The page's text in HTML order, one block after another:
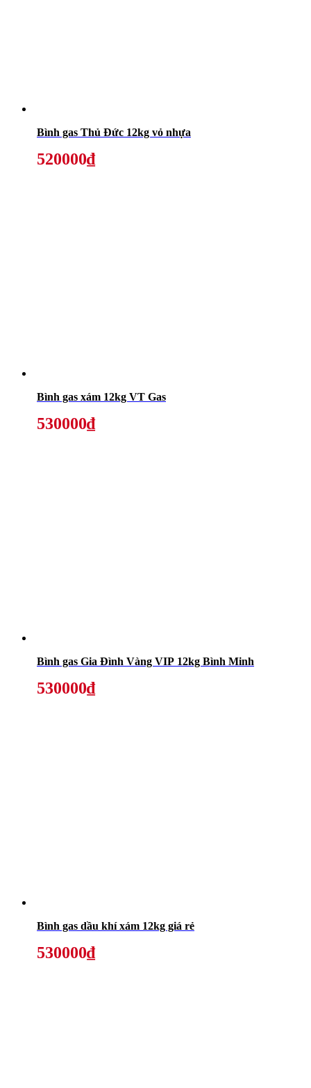
Bình gas Thủ Đức 12kg vỏ nhựa
520000₫
Bình gas xám 12kg VT Gas
530000₫
Bình gas Gia Đình Vàng VIP 12kg Bình Minh
530000₫
Bình gas dầu khí xám 12kg giá rẻ
530000₫